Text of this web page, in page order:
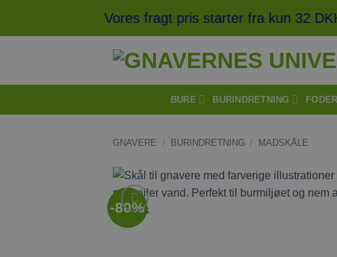
Vores fragt pris starter fra kun 32
BURE BURINDRETNING
GNAVERE / BURINDRETNING / MADSKÅLE
-80%